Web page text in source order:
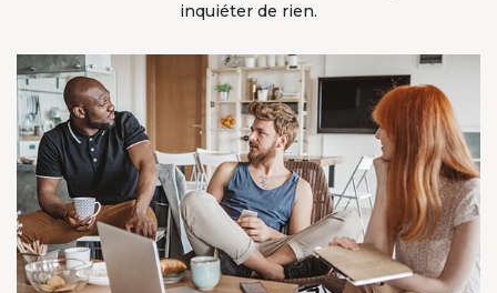
inquiéter de rien.